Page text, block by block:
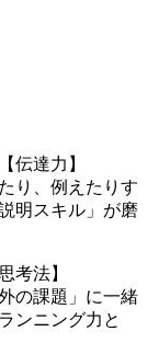
伝達力】
り、例えたりす
明スキル」が磨
考法】
の課題」に一緒
ンニング力と